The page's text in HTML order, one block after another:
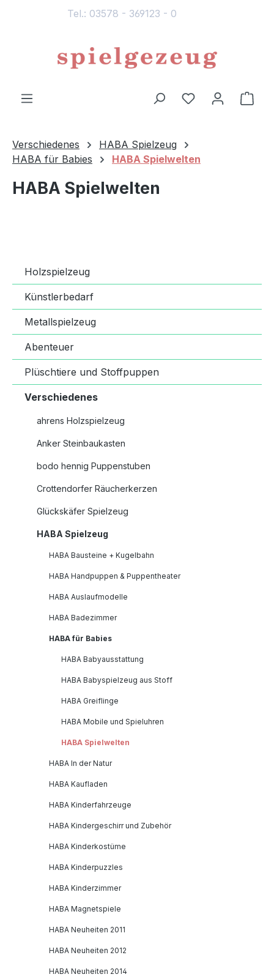
Tel.: 03578 - 369123 - 0
Du hast 0
Verschiedenes
HABA Spielzeug
HABA für Babies
HABA Spielwelten
HABA Spielwelten
Holzspielzeug
Künstlerbedarf
Metallspielzeug
Abenteuer
Plüschtiere und Stoffpuppen
Verschiedenes
ahrens Holzspielzeug
Anker Steinbaukasten
bodo hennig Puppenstuben
Crottendorfer Räucherkerzen
Glückskäfer Spielzeug
HABA Spielzeug
HABA Bausteine + Kugelbahn
HABA Handpuppen & Puppentheater
HABA Auslaufmodelle
HABA Badezimmer
HABA für Babies
HABA Babyausstattung
HABA Babyspielzeug aus Stoff
HABA Greiflinge
HABA Mobile und Spieluhren
HABA Spielwelten
HABA In der Natur
HABA Kaufladen
HABA Kinderfahrzeuge
HABA Kindergeschirr und Zubehör
HABA Kinderkostüme
HABA Kinderpuzzles
HABA Kinderzimmer
HABA Magnetspiele
HABA Neuheiten 2011
HABA Neuheiten 2012
HABA Neuheiten 2014